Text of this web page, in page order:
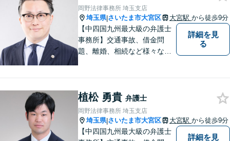
筋道を示していきたいです。
我々とともに解決していきま
しょう。
岡野法律事務所 埼玉支店
埼玉県|さいたま市大宮区 大宮駅 から徒歩9分
【中四国九州最大級の弁護士
事務所】交通事故、借金問
題、離婚、相続など様々な問
い！
詳細を見
る
植松 勇貴 弁護士
岡野法律事務所 埼玉支店
埼玉県|さいたま市大宮区 大宮駅 から徒歩9分
【中四国九州最大級の弁護士
詳細を見